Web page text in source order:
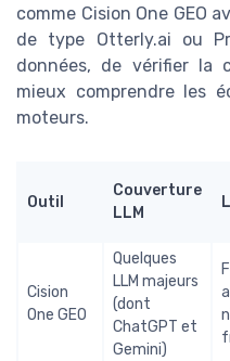
comme Cision One GEO
de type Otterly.ai ou
données, de vérifier la
mieux comprendre les
moteurs.
Outil
Couverture
LLM
Cision
One GEO
Quelques
LLM majeurs
(dont
ChatGPT et
Gemini)